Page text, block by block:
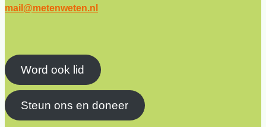
mail@metenweten.nl
Word ook lid
Steun ons en doneer